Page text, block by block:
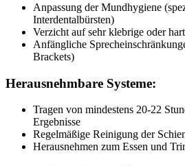
Anpassung der Mundhygiene
Interdentalbürsten)
Verzicht auf sehr klebrige oder
Anfängliche
Brackets)
Herausnehmbare Systeme:
Tragen von mindestens 20-22
Ergebnisse
Regelmäßige Reinigung der
Herausnehmen zum Essen und